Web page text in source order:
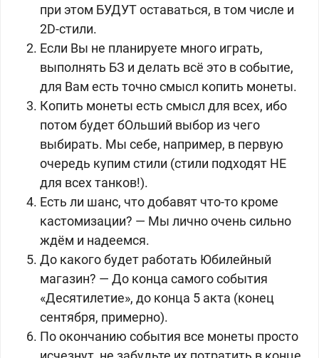
при этом БУДУТ оставаться, в том числе и
2D-стили.
Если Вы не планируете много играть,
выполнять БЗ и делать всё это в событие,
для Вам есть точно смысл копить монеты.
Копить монеты есть смысл для всех, ибо
потом будет бОльший выбор из чего
выбирать. Мы себе, например, в первую
очередь купим стили (стили подходят НЕ
для всех танков!).
Есть ли шанс, что добавят что-то кроме
кастомизации? — Мы лично очень сильно
ждём и надеемся.
До какого будет работать Юбилейный
магазин? — До конца самого события
«Десятилетие», до конца 5 акта (конец
сентября, примерно).
По окончанию события все монеты просто